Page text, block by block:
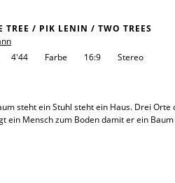
TREE / PIK LENIN / TWO TREES
4'44 Farbe 16:9 Stereo
steht ein Stuhl steht ein Haus. Drei
ein Mensch zum Boden damit er ein